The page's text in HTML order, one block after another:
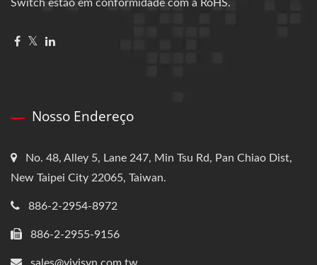
Switch estão em conformidade com a RoHS.
Nosso Endereço
No. 48, Alley 5, Lane 247, Min Tsu Rd, Pan Chiao Dist,
New Taipei City 22065, Taiwan.
886-2-2954-8972
886-2-2955-9156
sales@yiyisyn.com.tw